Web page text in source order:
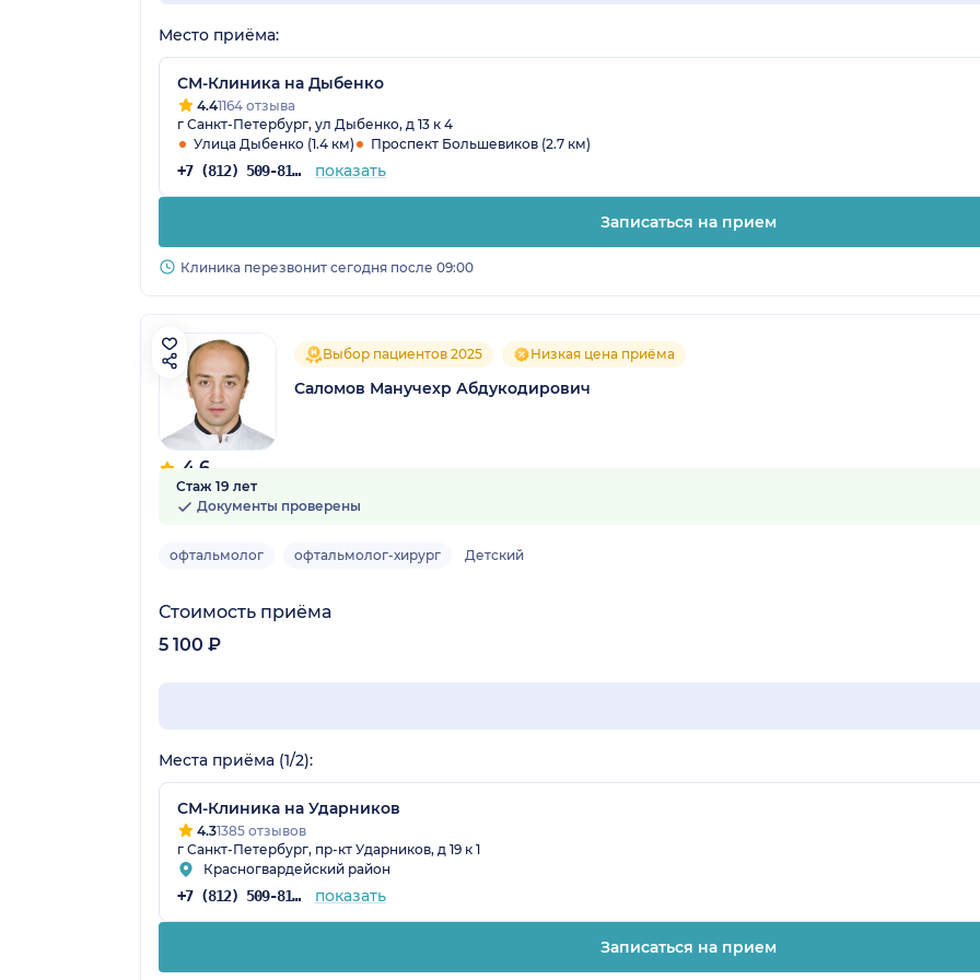
Место приёма:
СМ-Клиника на Дыбенко
4.41164 отзыва
г Санкт-Петербург, ул Дыбенко, д 13 к 4
Улица Дыбенко (1.4 км)
Проспект Большевиков (2.7 км)
+7 (812) 509-81-68 показать
Записаться на прием
Клиника перезвонит сегодня после 09:00
4.6
91 отзыв
Выбор пациентов 2025 Низкая цена приёма
Саломов Манучехр Абдукодирович
Стаж 19 лет
Документы проверены
офтальмолог офтальмолог-хирург Детский
Стоимость приёма
5 100 ₽
Места приёма (1/2):
СМ-Клиника на Ударников
4.31385 отзывов
г Санкт-Петербург, пр-кт Ударников, д 19 к 1
Красногвардейский район
+7 (812) 509-81-68 показать
Записаться на прием